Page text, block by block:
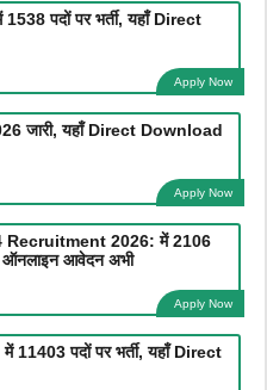
पदों पर भर्ती, यहाँ Direct
Apply Now
जारी, यहाँ Direct Download
Apply Now
2026: में 2106
ऑनलाइन आवेदन अभी
Apply Now
पदों पर भर्ती, यहाँ Direct